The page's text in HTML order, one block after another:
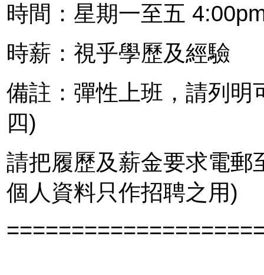
時間：星期一至五
時薪：視乎學歷及經驗
備註：彈性 上班，請列
四)
請把履歷及薪金要求電郵
個人資料只作招聘之用)